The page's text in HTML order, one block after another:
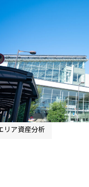
リア資産分析